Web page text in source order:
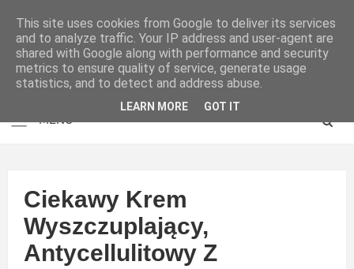
Ciekawy Krem
Wyszczuplający,
Antycellulitowy Z
This site uses cookies from Google to deliver its services
and to analyze traffic. Your IP address and user-agent are
shared with Google along with performance and security
metrics to ensure quality of service, generate usage
statistics, and to detect and address abuse.
LEARN MORE GOT IT